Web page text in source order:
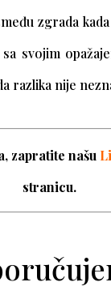
zgrada
svojim
razlika nije
zapratite našu
stranicu.